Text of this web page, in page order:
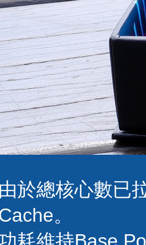
由於總核心數已
。